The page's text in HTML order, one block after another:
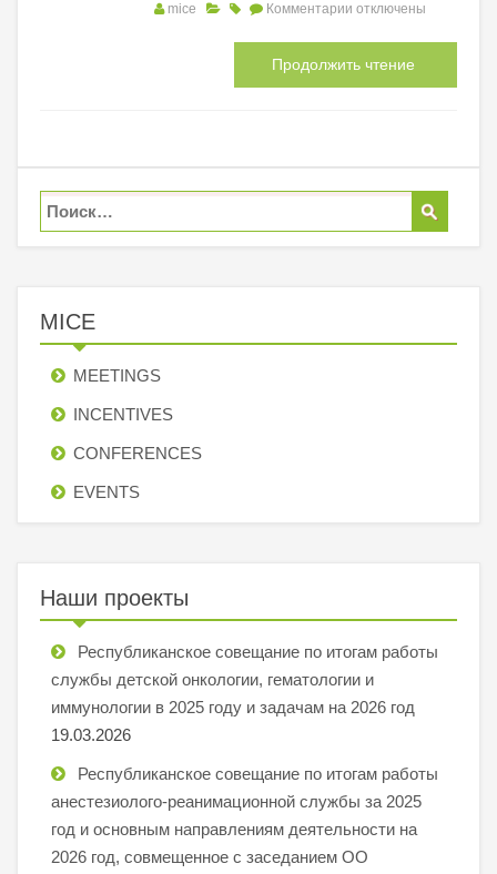
mice Комментарии отключены
Продолжить чтение
MICE
MEETINGS
INCENTIVES
СONFERENCES
EVENTS
Наши проекты
Республиканское совещание по итогам работы
службы детской онкологии, гематологии и
иммунологии в 2025 году и задачам на 2026 год
19.03.2026
Республиканское совещание по итогам работы
анестезиолого-реанимационной службы за 2025
год и основным направлениям деятельности на
2026 год, совмещенное с заседанием ОО